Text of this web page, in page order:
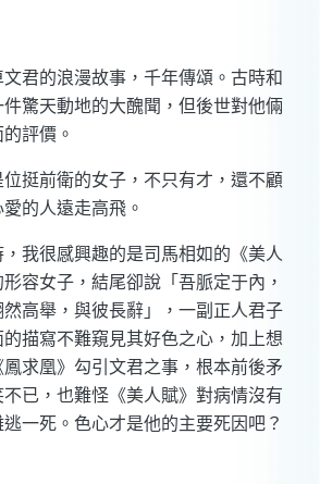
的浪漫故事，千年傳頌。古時和
驚天動地的大醜聞，但後世對他倆
評價。
挺前衛的女子，不只有才，還不顧
的人遠走高飛。
，我很感興趣的是司馬相如的《美人
容女子，結尾卻說「吾脈定于內，
高舉，與彼長辭」，一副正人君子
描寫不難窺見其好色之心，加上想
求凰》勾引文君之事，根本前後矛
已，也難怪《美人賦》對病情沒有
一死。色心才是他的主要死因吧？